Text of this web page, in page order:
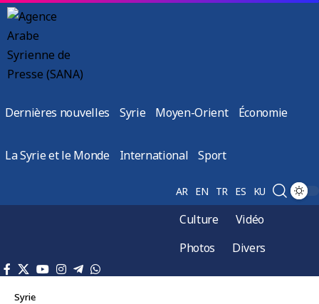
Dernières nouvelles Syrie Moyen-Orient Économie
La Syrie et le Monde International Sport
AR EN TR ES KU
Culture
Vidéo
Photos
Divers
Syrie